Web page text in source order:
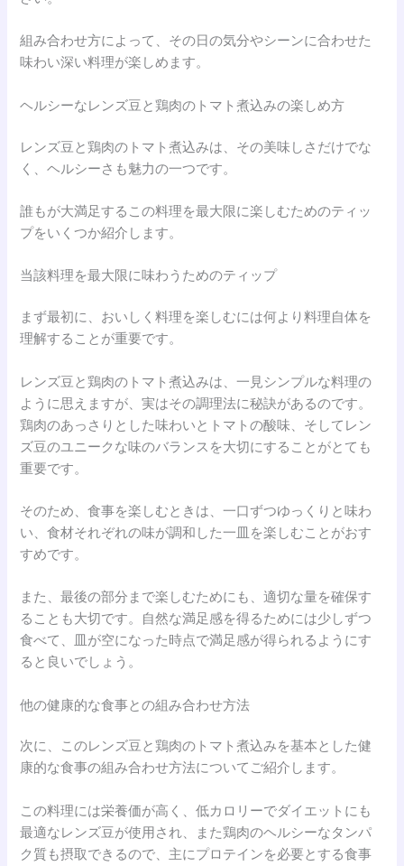
組み合わせ方によって、その日の気分やシーンに合わせた
味わい深い料理が楽しめます。
ヘルシーなレンズ豆と鶏肉のトマト煮込みの楽しめ方
レンズ豆と鶏肉のトマト煮込みは、その美味しさだけでな
く、ヘルシーさも魅力の一つです。
誰もが大満足するこの料理を最大限に楽しむためのティッ
プをいくつか紹介します。
当該料理を最大限に味わうためのティップ
まず最初に、おいしく料理を楽しむには何より料理自体を
理解することが重要です。
レンズ豆と鶏肉のトマト煮込みは、一見シンプルな料理の
ように思えますが、実はその調理法に秘訣があるのです。
鶏肉のあっさりとした味わいとトマトの酸味、そしてレン
ズ豆のユニークな味のバランスを大切にすることがとても
重要です。
そのため、食事を楽しむときは、一口ずつゆっくりと味わ
い、食材それぞれの味が調和した一皿を楽しむことがおす
すめです。
また、最後の部分まで楽しむためにも、適切な量を確保す
ることも大切です。自然な満足感を得るためには少しずつ
食べて、皿が空になった時点で満足感が得られるようにす
ると良いでしょう。
他の健康的な食事との組み合わせ方法
次に、このレンズ豆と鶏肉のトマト煮込みを基本とした健
康的な食事の組み合わせ方法についてご紹介します。
この料理には栄養価が高く、低カロリーでダイエットにも
最適なレンズ豆が使用され、また鶏肉のヘルシーなタンパ
ク質も摂取できるので、主にプロテインを必要とする食事